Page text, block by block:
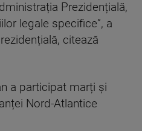
Prezidențială,
legale specifice”, a
citează
a participat marți și
Nord-Atlantice